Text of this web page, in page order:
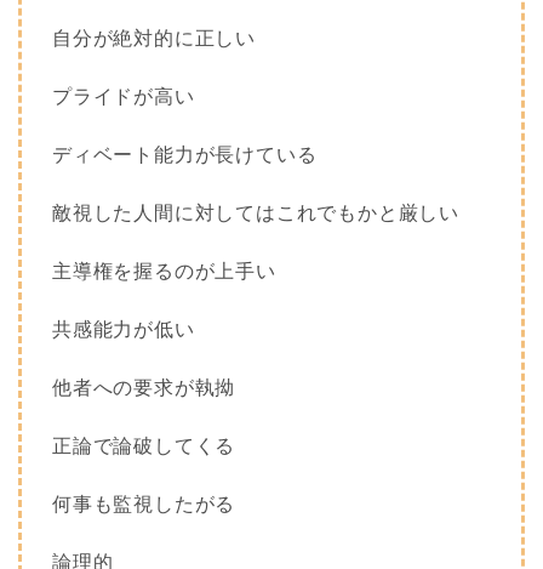
自分が絶対的に正しい
プライドが高い
ディベート能力が長けている
敵視した人間に対してはこれでもかと厳しい
主導権を握るのが上手い
共感能力が低い
他者への要求が執拗
正論で論破してくる
何事も監視したがる
論理的